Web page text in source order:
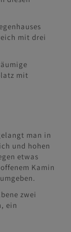
mit drei
mit
man in
und hohen
etwas
Kamin
zwei
ein